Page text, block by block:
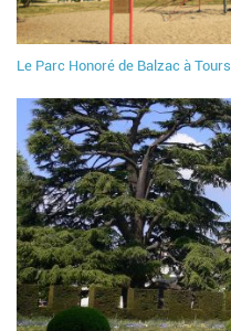
Le Parc Honoré de Balzac à Tours